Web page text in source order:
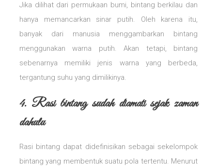
Jika dilihat dari permukaan bumi, bintang berkilau dan
hanya memancarkan sinar putih. Oleh karena itu,
banyak dari manusia menggambarkan bintang
menggunakan warna putih. Akan tetapi, bintang
sebenarnya memiliki jenis warna yang berbeda,
tergantung suhu yang dimilikinya.
4. Rasi bintang sudah diamati sejak zaman
dahulu
Rasi bintang dapat didefinisikan sebagai sekelompok
bintang yang membentuk suatu pola tertentu. Menurut